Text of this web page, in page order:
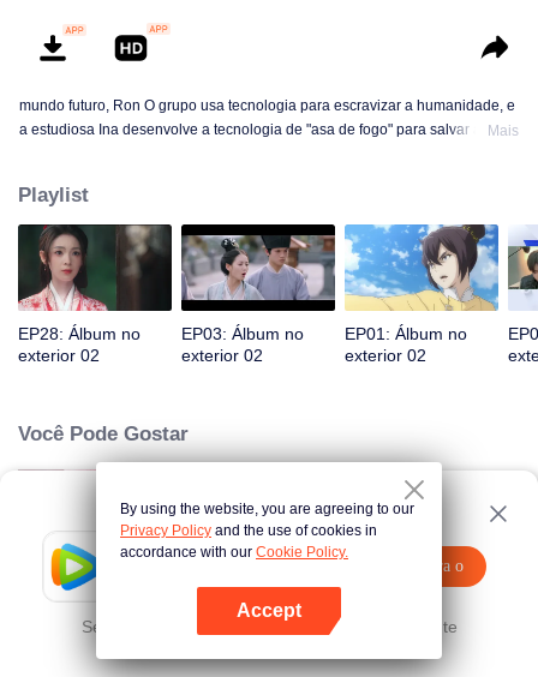
Tencent Video
Abra o
Se falhar, por favor Clique aqui tente novamente
Abra o programa
mundo futuro, Ron O grupo usa tecnologia para escravizar a humanidade, e
a estudiosa Ina desenvolve a tecnologia de "asa de fogo" para salvar a
transformação e salva o povo da ponte.
Mais
Playlist
EP28: Álbum no
exterior 02
EP03: Álbum no
exterior 02
EP01: Álbum no
exterior 02
Você Pode Gostar
Divórcio Reverso (Versão Coreana)
Little Mom
By using the website, you are agreeing to our
Privacy Policy and the use of cookies in
accordance with our Cookie Policy.
Accept